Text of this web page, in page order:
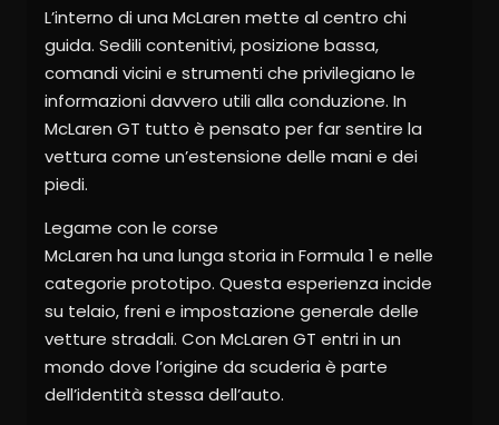
L’interno di una McLaren mette al centro chi
guida. Sedili contenitivi, posizione bassa,
comandi vicini e strumenti che privilegiano le
informazioni davvero utili alla conduzione. In
McLaren GT tutto è pensato per far sentire la
vettura come un’estensione delle mani e dei
piedi.
Legame con le corse
McLaren ha una lunga storia in Formula 1 e nelle
categorie prototipo. Questa esperienza incide
su telaio, freni e impostazione generale delle
vetture stradali. Con McLaren GT entri in un
mondo dove l’origine da scuderia è parte
dell’identità stessa dell’auto.